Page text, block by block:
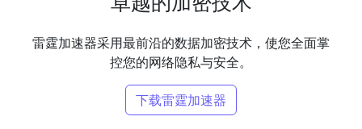
雷霆加速器采用最前沿的数据加密技术，使您全面掌
控您的网络隐私与安全。
下载雷霆加速器